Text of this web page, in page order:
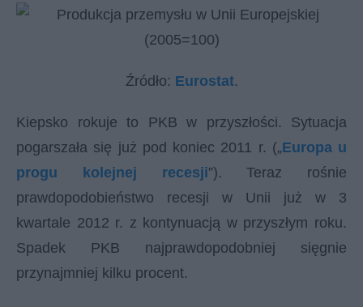
Źródło: Eurostat.
Kiepsko rokuje to PKB w przyszłości. Sytuacja
pogarszała się już pod koniec 2011 r. („Europa u
progu kolejnej recesji”). Teraz rośnie
prawdopodobieństwo recesji w Unii już w 3
kwartale 2012 r. z kontynuacją w przyszłym roku.
Spadek PKB najprawdopodobniej sięgnie
przynajmniej kilku procent.